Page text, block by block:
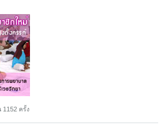
1152 ครั้ง